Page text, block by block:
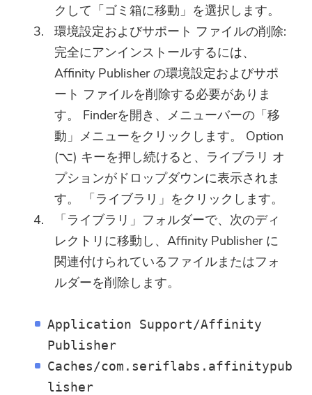
クして「ゴミ箱に移動」を選択します。
環境設定およびサポート ファイルの削除:
完全にアンインストールするには、
Affinity Publisher の環境設定およびサポ
ート ファイルを削除する必要がありま
す。 Finderを開き、メニューバーの「移
動」メニューをクリックします。 Option
(⌥) キーを押し続けると、ライブラリ オ
プションがドロップダウンに表示されま
す。 「ライブラリ」をクリックします。
「ライブラリ」フォルダーで、次のディ
レクトリに移動し、Affinity Publisher に
関連付けられているファイルまたはフォ
ルダーを削除します。
Application Support/Affinity
Publisher
Caches/com.seriflabs.affinitypub
lisher
ほぼ完了します。
最新のアップデートとオファー
を購読する
注意：
このソフトウェアは、Macでの
みダウンロードして使用できま
す。メールアドレスを入力し
て、ダウンロードリンクとクー
フトウェアを購入したい場合は
ここへ：
有効なメールアドレスを入力してく